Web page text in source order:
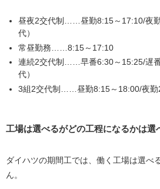
昼夜2交代制……昼勤8:15～17:10/夜
代）
常昼勤務……8:15～17:10
連続2交代制……早番6:30～15:25/遅
代）
3組2交代制……昼勤8:15～18:00/夜勤
工場は選べるがどの工程になるかは選
ダイハツの期間工では、働く工場は選べ
ん。